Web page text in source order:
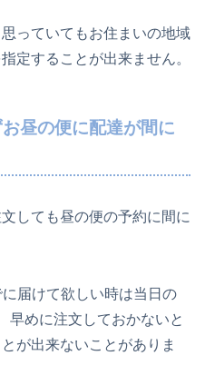
っていてもお住まいの地域
定することが出来ません。
昼の便に配達が間に
しても昼の便の予約に間に
届けて欲しい時は当日の
早めに注文しておかないと
が出来ないことがありま